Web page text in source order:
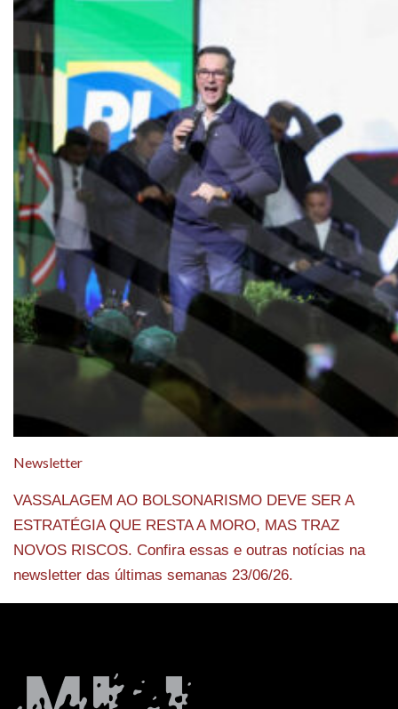
Newsletter
VASSALAGEM AO BOLSONARISMO DEVE SER A
ESTRATÉGIA QUE RESTA A MORO, MAS TRAZ
NOVOS RISCOS. Confira essas e outras notícias na
newsletter das últimas semanas 23/06/26.